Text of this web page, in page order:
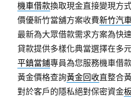
機車借款換取現金直接變現方
價優新竹當舖方案收費新竹汽
最新為大眾借款需求方案為快
貸款提供多樣化典當選擇在多
平鎮當鋪專員為您服務機車借
黃金價格查詢黃金回收直整合
對於客戶的隱私絕對保密資金